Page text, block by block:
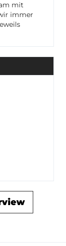
mit
immer